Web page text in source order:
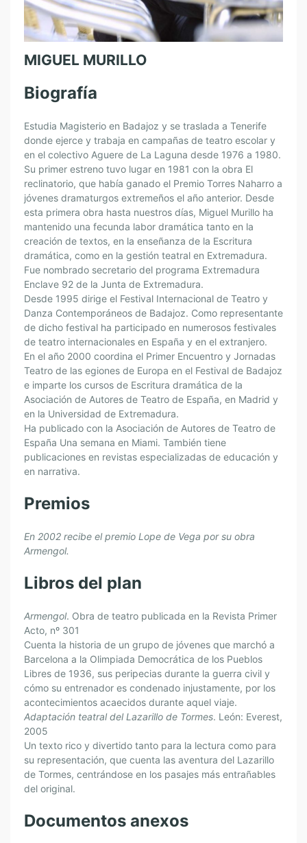
MIGUEL MURILLO
Biografía
Estudia Magisterio en Badajoz y se traslada a Tenerife
donde ejerce y trabaja en campañas de teatro escolar y
en el colectivo Aguere de La Laguna desde 1976 a 1980.
Su primer estreno tuvo lugar en 1981 con la obra El
reclinatorio, que había ganado el Premio Torres Naharro a
jóvenes dramaturgos extremeños el año anterior. Desde
esta primera obra hasta nuestros días, Miguel Murillo ha
mantenido una fecunda labor dramática tanto en la
creación de textos, en la enseñanza de la Escritura
dramática, como en la gestión teatral en Extremadura.
Fue nombrado secretario del programa Extremadura
Enclave 92 de la Junta de Extremadura.
Desde 1995 dirige el Festival Internacional de Teatro y
Danza Contemporáneos de Badajoz. Como representante
de dicho festival ha participado en numerosos festivales
de teatro internacionales en España y en el extranjero.
En el año 2000 coordina el Primer Encuentro y Jornadas
Teatro de las egiones de Europa en el Festival de Badajoz
e imparte los cursos de Escritura dramática de la
Asociación de Autores de Teatro de España, en Madrid y
en la Universidad de Extremadura.
Ha publicado con la Asociación de Autores de Teatro de
España Una semana en Miami. También tiene
publicaciones en revistas especializadas de educación y
en narrativa.
Premios
En 2002 recibe el premio Lope de Vega por su obra
Armengol.
Libros del plan
Armengol. Obra de teatro publicada en la Revista Primer
Acto, nº 301
Cuenta la historia de un grupo de jóvenes que marchó a
Barcelona a la Olimpiada Democrática de los Pueblos
Libres de 1936, sus peripecias durante la guerra civil y
cómo su entrenador es condenado injustamente, por los
acontecimientos acaecidos durante aquel viaje.
Adaptación teatral del Lazarillo de Tormes. León: Everest,
2005
Un texto rico y divertido tanto para la lectura como para
su representación, que cuenta las aventura del Lazarillo
de Tormes, centrándose en los pasajes más entrañables
del original.
Documentos anexos